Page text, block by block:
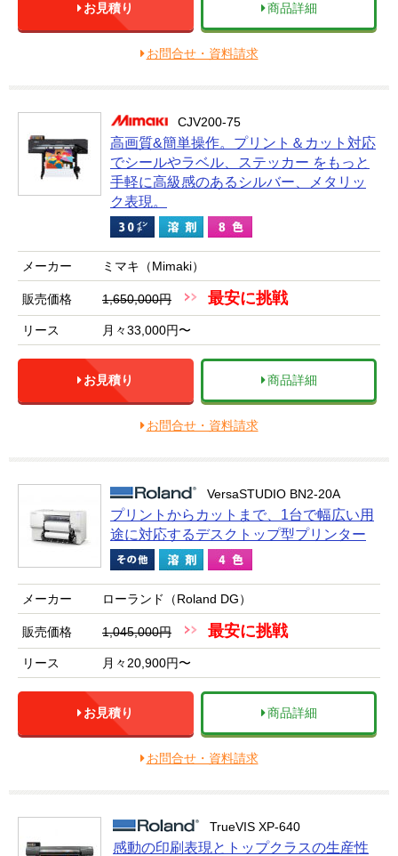
お見積り 商品詳細
お問合せ・資料請求
CJV200-75
高画質&簡単操作。プリント＆カット対応
でシールやラベル、ステッカー をもっと
手軽に高級感のあるシルバー、メタリッ
ク表現。
メーカー ミマキ（Mimaki）
販売価格 1,650,000円 最安に挑戦
リース 月々33,000円〜
お見積り 商品詳細
お問合せ・資料請求
VersaSTUDIO BN2-20A
プリントからカットまで、1台で幅広い用
途に対応するデスクトップ型プリンター
メーカー ローランド（Roland DG）
販売価格 1,045,000円 最安に挑戦
リース 月々20,900円〜
お見積り 商品詳細
お問合せ・資料請求
TrueVIS XP-640
感動の印刷表現とトップクラスの生産性